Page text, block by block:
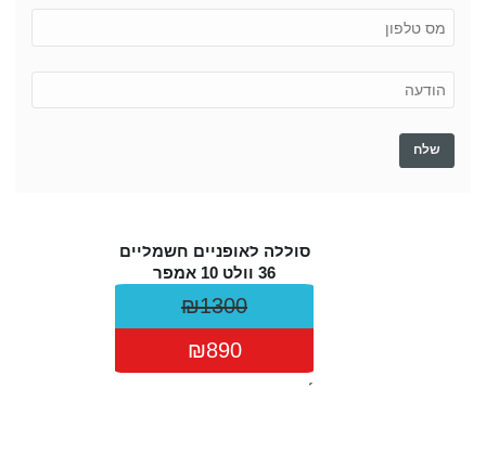
סוללה לאופניים חשמליים
36 וולט 10 אמפר
₪1300
₪890